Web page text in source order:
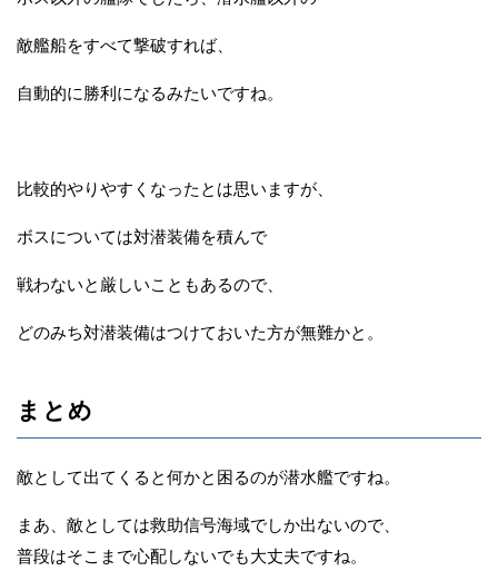
敵艦船をすべて撃破すれば、
自動的に勝利になるみたいですね。
比較的やりやすくなったとは思いますが、
ボスについては対潜装備を積んで
戦わないと厳しいこともあるので、
どのみち対潜装備はつけておいた方が無難かと。
まとめ
敵として出てくると何かと困るのが潜水艦ですね。
まあ、敵としては救助信号海域でしか出ないので、
普段はそこまで心配しないでも大丈夫ですね。